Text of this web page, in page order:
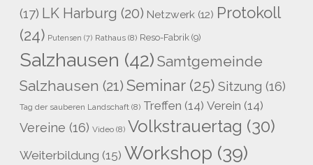
(17) LK Harburg (20) Netzwerk (12) Protokoll
(24) Putensen (7) Rathaus (8) Reso-Fabrik (9)
Salzhausen (42) Samtgemeinde
Salzhausen (21) Seminar(25) Sitzung (16)
Tag der sauberen Landschaft (8) Treffen (14) Verein (14)
Vereine (16) Video (8) Volkstrauertag (30)
Weiterbildung (15) Workshop (39)